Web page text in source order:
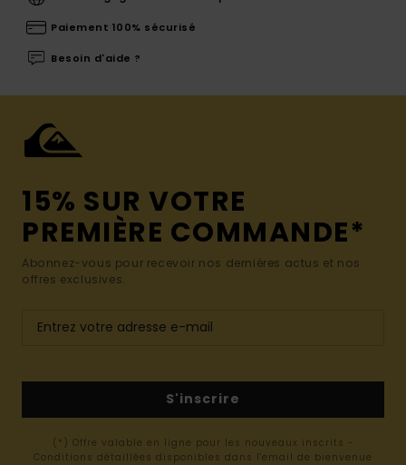
Paiement 100% sécurisé
Besoin d'aide ?
15% SUR VOTRE
PREMIÈRE COMMANDE*
Abonnez-vous pour recevoir nos dernières actus et nos
offres exclusives.
S'inscrire
(*) Offre valable en ligne pour les nouveaux inscrits -
Conditions détaillées disponibles dans l'email de bienvenue